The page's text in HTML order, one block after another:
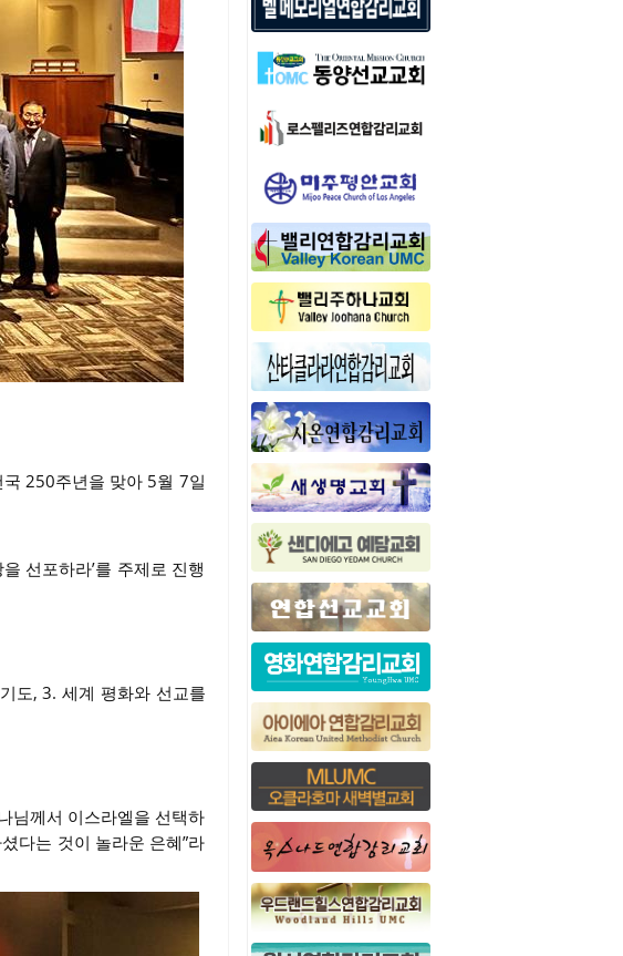
250주년을 맞아 5월 7일
선포하라’를 주제로 진행
도, 3. 세계 평화와 선교를
님께서 이스라엘을 선택하
다는 것이 놀라운 은혜”라